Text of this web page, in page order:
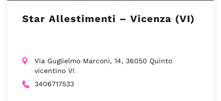
Star Allestimenti – Vicenza (VI)
Via Guglielmo Marconi, 14, 36050 Quinto
vicentino VI
3406717533